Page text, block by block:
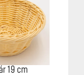
19 cm